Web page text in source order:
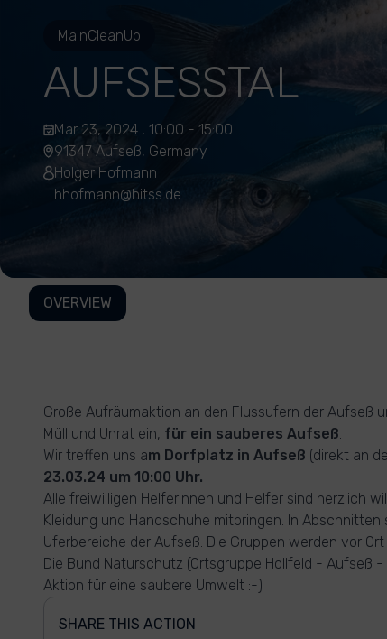
MainCleanUp
AUFSESSTAL
Mar 23, 2024 , 10:00 - 15:00
91347 Aufseß, Germany
Holger Hofmann
hhofmann@hitss.de
OVERVIEW
Große Aufräumaktion an den Flussufern der Aufseß
Müll und Unrat ein, für ein sauberes Aufseß.
Wir treffen uns am Dorfplatz in Aufseß (direkt an
23.03.24 um 10:00 Uhr.
Alle freiwilligen Helferinnen und Helfer sind herzlich
Kleidung und Handschuhe mitbringen. In
Uferbereiche der Aufseß. Die Gruppen werden vor
Die Bund Naturschutz (Ortsgruppe Hollfeld - Aufseß
Aktion für eine saubere Umwelt :-)
SHARE THIS ACTION